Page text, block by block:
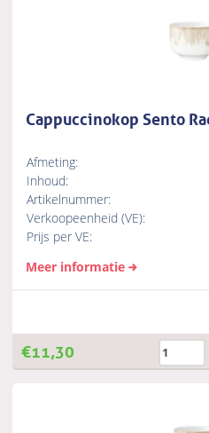
Cappuccinokop Sento
Afmeting:
Inhoud:
Artikelnummer:
Verkoopeenheid (VE):
Prijs per VE:
Meer informatie
€11,30